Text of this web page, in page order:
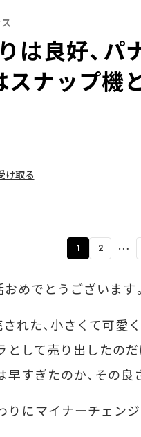
は良好、パ
スナップ
け取る
1 2 …
めでとうございます。
れた、小さくて可愛
として売り出したの
早すぎたのか、その
にマイナーチェンジ